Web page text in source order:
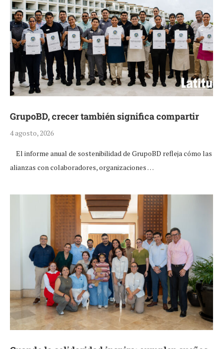
GrupoBD, crecer también significa compartir
4 agosto, 2026
El informe anual de sostenibilidad de GrupoBD refleja cómo las
alianzas con colaboradores, organizaciones …